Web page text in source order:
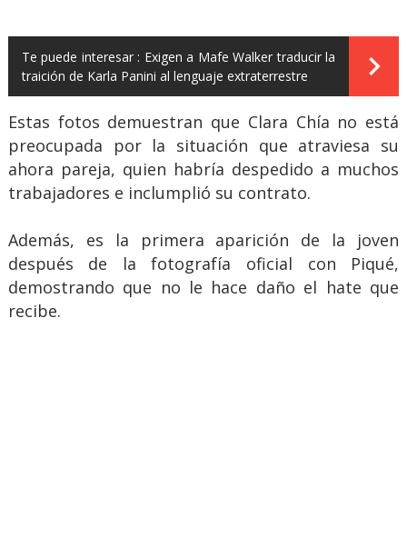
Te puede interesar : Exigen a Mafe Walker traducir la
traición de Karla Panini al lenguaje extraterrestre
Estas fotos demuestran que Clara Chía no está
preocupada por la situación que atraviesa su
ahora pareja, quien habría despedido a muchos
trabajadores e inclumplió su contrato.
Además, es la primera aparición de la joven
después de la fotografía oficial con Piqué,
demostrando que no le hace daño el hate que
recibe.